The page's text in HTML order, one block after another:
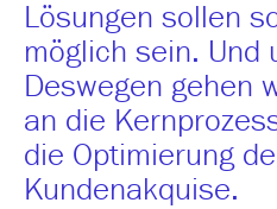
Lösungen sollen
möglich sein. Und
Deswegen gehen
an die
die Optimierung
Kundenakquise.